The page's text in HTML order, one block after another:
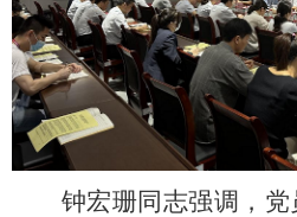
钟宏珊同志强调，